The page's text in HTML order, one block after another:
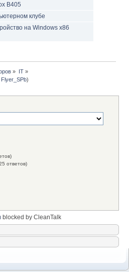
B405
клубе
на Windows x86
» IT»
Flyer_SPb)
ответов)
blocked by CleanTalk